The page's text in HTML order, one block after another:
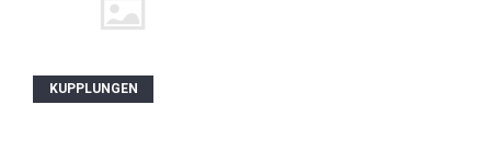
KUPPLUNGEN